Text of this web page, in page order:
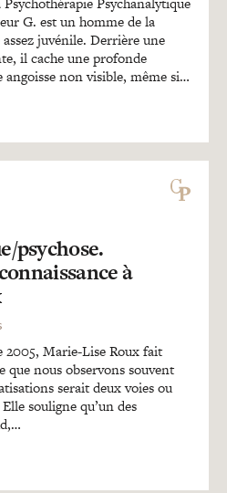
G. est un homme de la
juvénile. Derrière une
il cache une profonde
non visible, même si…
psychose.
à
2005, Marie-Lise Roux fait
que nous observons souvent
serait deux voies ou
souligne qu’un des